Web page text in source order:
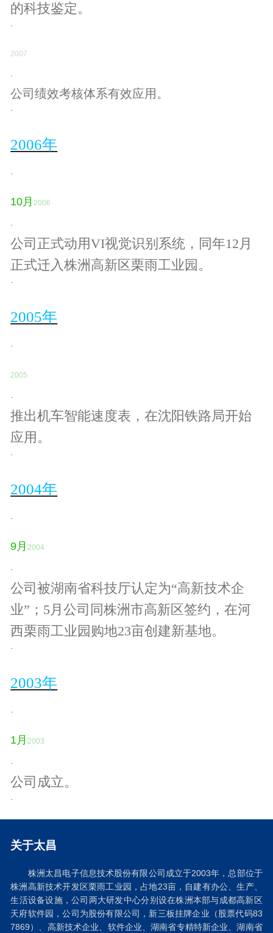
的科技鉴定。
·
2007
·
公司绩效考核体系有效应用。
·
2006年
·
10月2006
·
公司正式动用VI视觉识别系统，同年12月
正式迁入株洲高新区栗雨工业园。
·
2005年
·
2005
·
推出机车智能速度表，在沈阳铁路局开始
应用。
·
2004年
·
9月2004
·
公司被湖南省科技厅认定为“高新技术企
业”；5月公司同株洲市高新区签约，在河
西栗雨工业园购地23亩创建新基地。
·
2003年
·
1月2003
·
公司成立。
·
关于太昌
株洲太昌电子信息技术股份有限公司成立于2003年，总部位于
株洲高新技术开发区栗雨工业园，占地23亩，自建有办公、生产、
生活设备设施，公司两大研发中心分别设在株洲本部与成都高新区
天府软件园，公司为股份有限公司，新三板挂牌企业（股票代码83
7869）、高新技术企业、软件企业、湖南省专精特新企业、湖南省